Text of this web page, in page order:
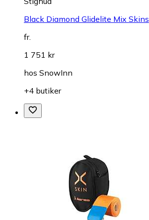
Black Diamond Glidelite Mix Skins
fr.
1 751 kr
hos SnowInn
+4 butiker